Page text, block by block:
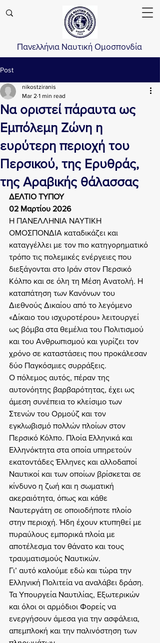
Πανελλήνια Ναυτική Ομοσπονδία
Post
Να οριστεί πάραυτα ως
Εμπόλεμη Ζώνη η
ευρύτερη περιοχή του
Περσικού, της Ερυθράς,
της Αραβικής θάλασσας
nikostziranis
Mar 2 1 min read
ΔΕΛΤΙΟ ΤΥΠΟΥ
02 Μαρτίου 2026
Η ΠΑΝΕΛΛΗΝΙΑ ΝΑΥΤΙΚΗ
ΟΜΟΣΠΟΝΔΙΑ καταδικάζει και
καταγγέλλει με τον πιο κατηγορηματικό
τρόπο τις πολεμικές ενέργειες που
διεξάγονται στο Ιράν στον Περσικό
Kόλπο και σε όλη τη Μέση Ανατολή. Η
καταπάτηση των Κανόνων του
Διεθνούς Δικαίου από το λεγόμενο
«Δίκαιο του ισχυροτέρου» λειτουργεί
ως βόμβα στα θεμέλια του Πολιτισμού
και του Ανθρωπισμού και γυρίζει τον
χρόνο σε καταστάσεις που προκάλεσαν
δύο Παγκόσμιες συρράξεις.
Ο πόλεμος αυτός, πέραν της
αυτονόητης βαρβαρότητας, έχει ως
άμεση συνέπεια το κλείσιμο των
Στενών του Ορμούζ και τον
εγκλωβισμό πολλών πλοίων στον
Περσικό Κόλπο. Πλοία Ελληνικά και
Ελληνόκτητα στα οποία υπηρετούν
εκατοντάδες Έλληνες και αλλοδαποί
Ναυτικοί και των οποίων βρίσκεται σε
κίνδυνο η ζωή και η σωματική
ακεραιότητα, όπως και κάθε
Ναυτεργάτη σε οποιοδήποτε πλοίο
στην περιοχή. Ήδη έχουν κτυπηθεί με
πυραύλους εμπορικά πλοία με
αποτέλεσμα τον θάνατο και τους
τραυματισμούς Ναυτικών.
Γι’ αυτό καλούμε εδώ και τώρα την
Ελληνική Πολιτεία να αναλάβει δράση.
Τα Υπουργεία Ναυτιλίας, Εξωτερικών
και όλοι οι αρμόδιοι Φορείς να
ενεργήσουν άμεσα για την ασφάλεια,
απεμπλοκή και την παλινόστηση των